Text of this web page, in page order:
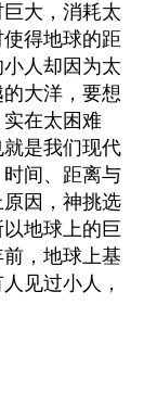
大，消耗太
得地球的距
人却因为太
大洋，要想
在太困难
是我们现代
间、距离与
因，神挑选
地球上的巨
，地球上基
见过小人，